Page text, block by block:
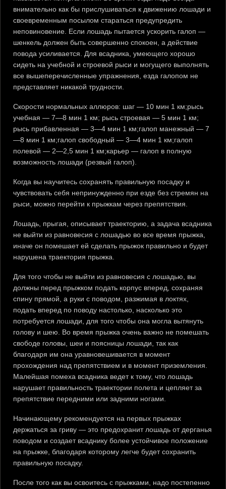
внимательно как бы прислушиваться к движению лошади и
своевременным посылом стараться предупредить
неповиновение. Если лошадь пытается ускорить галоп —
шенкель должен быть совершенно спокоен, а действие
повода усиливается. Для всадника, умеющего хорошо
сидеть на учебной и строевой рыси и могущего выполнять
все вышеперечисленные упражнения, езда галопом не
представляет никакой трудности.
Скорости нормальных аллюров: шаг — 10 мин 1 км;рысь
учебная — 7—8 мин 1 км; рысь строевая — 5 мин 1 км;
рысь прибавленная — 3—4 мин 1 км;галоп манежный — 7
—8 мин 1 км;галоп свободный — 3—4 мин 1 км;галоп
полевой — 2—2,5 мин 1 км;карьер — галоп в полную
возможность лошади (резвый галоп).
Когда вы научитесь сохранять правильную посадку и
чувствовать себя непринужденно при езде без стремян на
рыси, можно перейти к прыжкам через препятствия.
Лошадь, прыгая, описывает траекторию, а задача всадника
не выйти из равновесия с лошадью во все время прыжка,
иначе он помешает ей сделать прыжок правильно и будет
нарушена траектория прыжка.
Для того чтобы не выйти из равновесия с лошадью, вы
должны перед прыжком подать корпус вперед, сохраняя
спину прямой, а руки с поводом, разжимая в локтях,
подать вперед по поводу настолько, насколько это
потребуется лошади, для того чтобы она могла вытянуть
голову и шею. Во время прыжка очень важно не помешать
свободе головы, шеи и поясницы лошади, так как
благодаря им она уравновешивается в момент
прохождения над препятствием и в момент приземления.
Малейшая помеха всадника ведет к тому, что лошадь
нарушает правильность траектории полета и цепляет за
препятствие передними или задними ногами.
Начинающему рекомендуется на первых прыжках
держаться за гриву — это предохранит лошадь от дерганья
поводом и создает всаднику более устойчивое положение
на прыжке, благодаря которому легче будет сохранить
правильную посадку.
После того как вы освоитесь с прыжками, надо постепенно